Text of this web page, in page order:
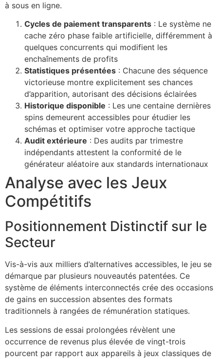
à sous en ligne.
Cycles de paiement transparents : Le système ne
cache zéro phase faible artificielle, différemment à
quelques concurrents qui modifient les
enchaînements de profits
Statistiques présentées : Chacune des séquence
victorieuse montre explicitement ses chances
d’apparition, autorisant des décisions éclairées
Historique disponible : Les une centaine dernières
spins demeurent accessibles pour étudier les
schémas et optimiser votre approche tactique
Audit extérieure : Des audits par trimestre
indépendants attestent la conformité de le
générateur aléatoire aux standards internationaux
Analyse avec les Jeux
Compétitifs
Positionnement Distinctif sur le
Secteur
Vis-à-vis aux milliers d’alternatives accessibles, le jeu se
démarque par plusieurs nouveautés patentées. Ce
système de éléments interconnectés crée des occasions
de gains en succession absentes des formats
traditionnels à rangées de rémunération statiques.
Les sessions de essai prolongées révèlent une
occurrence de revenus plus élevée de vingt-trois
pourcent par rapport aux appareils à jeux classiques de